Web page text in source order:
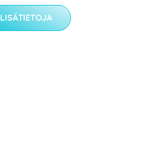
LISÄTIETOJA